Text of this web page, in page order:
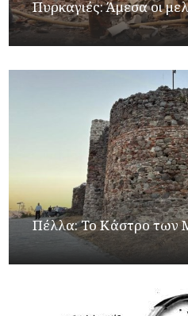
Πυρκαγιές: Άμεσα οι
Πέλλα: Το Κάστρο των